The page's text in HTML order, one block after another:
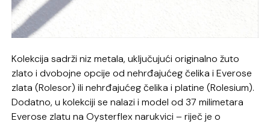
Kolekcija sadrži niz metala, uključujući originalno žuto
zlato i dvobojne opcije od nehrđajućeg čelika i Everose
zlata (Rolesor) ili nehrđajućeg čelika i platine (Rolesium).
Dodatno, u kolekciji se nalazi i model od 37 milimetara
Everose zlatu na Oysterflex narukvici – riječ je o